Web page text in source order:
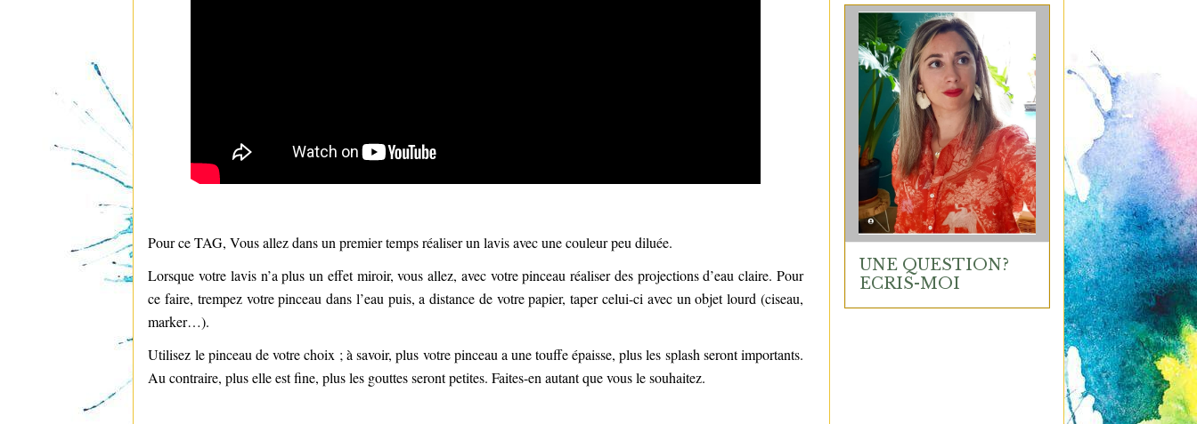
Pour ce TAG, Vous allez dans un premier temps réaliser un lavis avec une couleur peu diluée.
Lorsque votre lavis n’a plus un effet miroir, vous allez, avec votre pinceau réaliser des projections d’eau claire. Pour
ce faire, trempez votre pinceau dans l’eau puis, a distance de votre papier, taper celui-ci avec un objet lourd (ciseau,
marker…).
Utilisez le pinceau de votre choix ; à savoir, plus votre pinceau a une touffe épaisse, plus les splash seront importants.
Au contraire, plus elle est fine, plus les gouttes seront petites. Faites-en autant que vous le souhaitez.
UNE QUESTION?
ECRIS-MOI